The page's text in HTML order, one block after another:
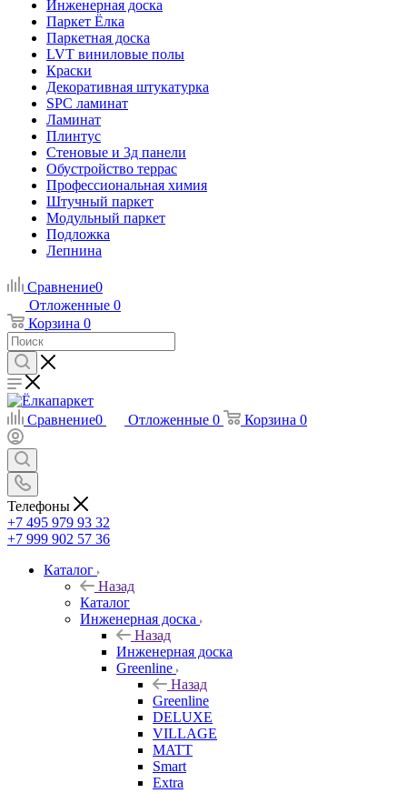
Инженерная доска
Паркет Ёлка
Паркетная доска
LVT виниловые полы
Краски
Декоративная штукатурка
SPC ламинат
Ламинат
Плинтус
Стеновые и 3д панели
Обустройство террас
Профессиональная химия
Штучный паркет
Модульный паркет
Подложка
Лепнина
Сравнение0
Отложенные 0
Корзина 0
Сравнение0 Отложенные 0 Корзина 0
Телефоны
+7 495 979 93 32
+7 999 902 57 36
Каталог
Назад
Каталог
Инженерная доска
Назад
Инженерная доска
Greenline
Назад
Greenline
DELUXE
VILLAGE
MATT
Smart
Extra